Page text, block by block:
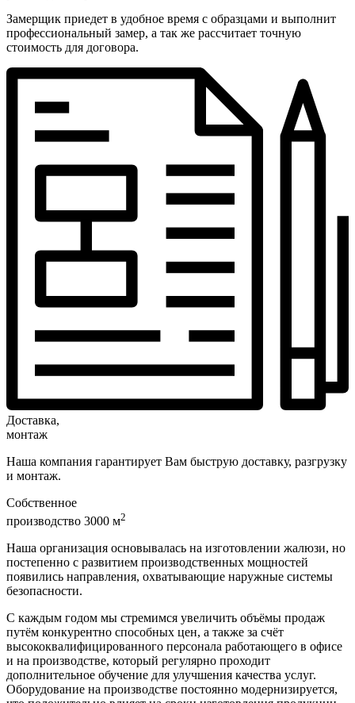
Замерщик приедет в удобное время с образцами и выполнит
профессиональный замер, а так же рассчитает точную
стоимость для договора.
Доставка,
монтаж
Наша компания гарантирует Вам быструю доставку, разгрузку
и монтаж.
Собственное
производство 3000 м2
Наша организация основывалась на изготовлении жалюзи, но
постепенно с развитием производственных мощностей
появились направления, охватывающие наружные системы
безопасности.
С каждым годом мы стремимся увеличить объёмы продаж
путём конкурентно способных цен, а также за счёт
высококвалифицированного персонала работающего в офисе
и на производстве, который регулярно проходит
дополнительное обучение для улучшения качества услуг.
Оборудование на производстве постоянно модернизируется,